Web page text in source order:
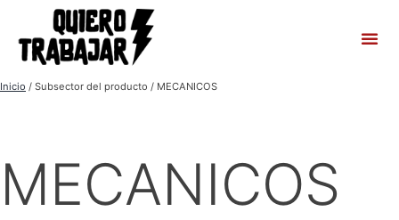
Inicio / Subsector del producto / MECANICOS
MECANICOS